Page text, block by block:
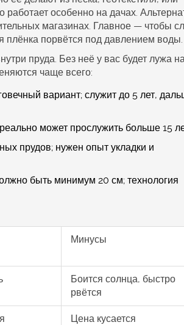
особенно на дачах.
магазинах. Главное — чтобы
порвётся под давлением воды.
пруда. Без неё у вас будет лужа на
чаще всего:
вариант; служит до 5 лет,
может прослужить больше 15
прудов; нужен опыт укладки и
быть минимум 20 см; технология
Минусы
Боится солнца, быстро
рвётся
Цена кусается